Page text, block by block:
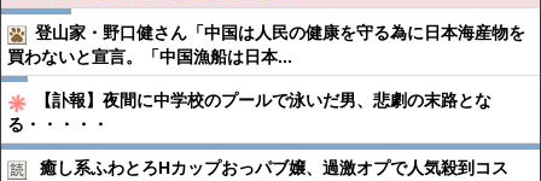
登山家・野口健さん「中国は人民の健康を守る為に日本海産物を
買わないと宣言。「中国漁船は日本...
【訃報】夜間に中学校のプールで泳いだ男、悲劇の末路とな
る・・・・・
癒し系ふわとろHカップおっパブ嬢、過激オプで人気殺到コス